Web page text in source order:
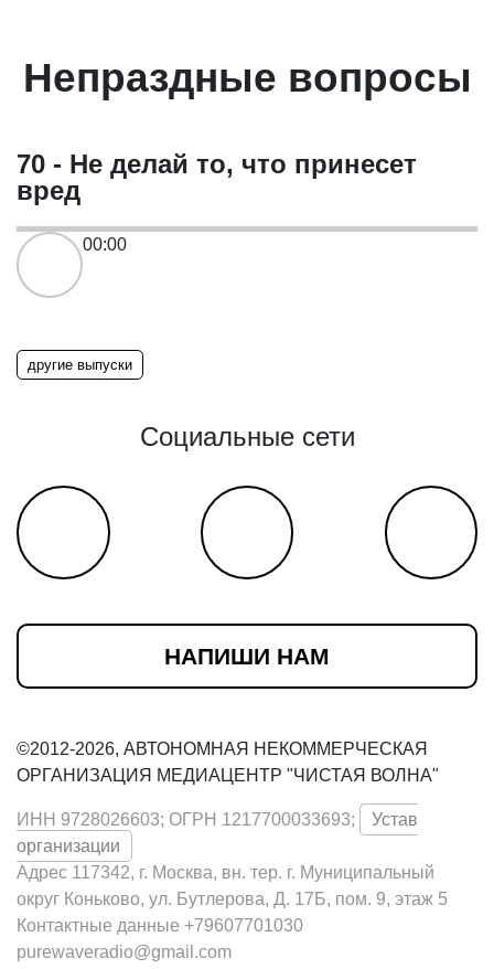
Непраздные вопросы
70 - Не делай то, что принесет
вред
00:00
другие выпуски
Социальные сети
НАПИШИ НАМ
©2012-2026, АВТОНОМНАЯ НЕКОММЕРЧЕСКАЯ
ОРГАНИЗАЦИЯ МЕДИАЦЕНТР "ЧИСТАЯ ВОЛНА"
ИНН 9728026603; ОГРН 1217700033693;
Устав
организации
Адрес 117342, г. Москва, вн. тер. г. Муниципальный
округ Коньково, ул. Бутлерова, Д. 17Б, пом. 9, этаж 5
Контактные данные +79607701030
purewaveradio@gmail.com